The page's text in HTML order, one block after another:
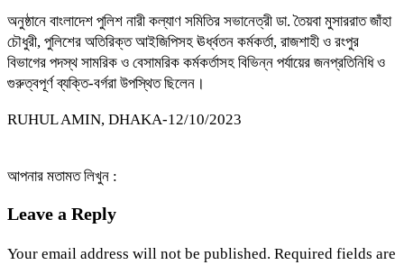
অনুষ্ঠানে বাংলাদেশ পুলিশ নারী কল্যাণ সমিতির সভানেত্রী ডা. তৈয়বা মুসাররাত জাঁহা
চৌধুরী, পুলিশের অতিরিক্ত আইজিপিসহ ঊর্ধ্বতন কর্মকর্তা, রাজশাহী ও রংপুর
বিভাগের পদস্থ সামরিক ও বেসামরিক কর্মকর্তাসহ বিভিন্ন পর্যায়ের জনপ্রতিনিধি ও
গুরুত্বপূর্ণ ব্যক্তি-বর্গরা উপস্থিত ছিলেন।
RUHUL AMIN, DHAKA-12/10/2023
আপনার মতামত লিখুন :
Leave a Reply
Your email address will not be published. Required fields are